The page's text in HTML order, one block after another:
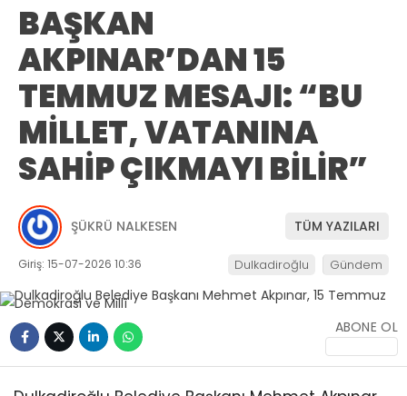
BAŞKAN
AKPINAR’DAN 15
TEMMUZ MESAJI: “BU
MİLLET, VATANINA
SAHİP ÇIKMAYI BİLİR”
ŞÜKRÜ NALKESEN TÜM YAZILARI
Giriş: 15-07-2026 10:36 Dulkadiroğlu Gündem
ABONE OL